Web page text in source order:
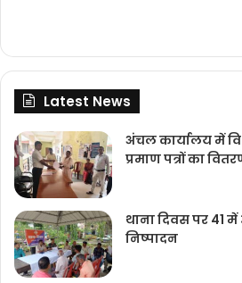
Latest News
अंचल कार्यालय में
प्रमाण पत्रों का
थाना दिवस पर 41
निष्‍पादन